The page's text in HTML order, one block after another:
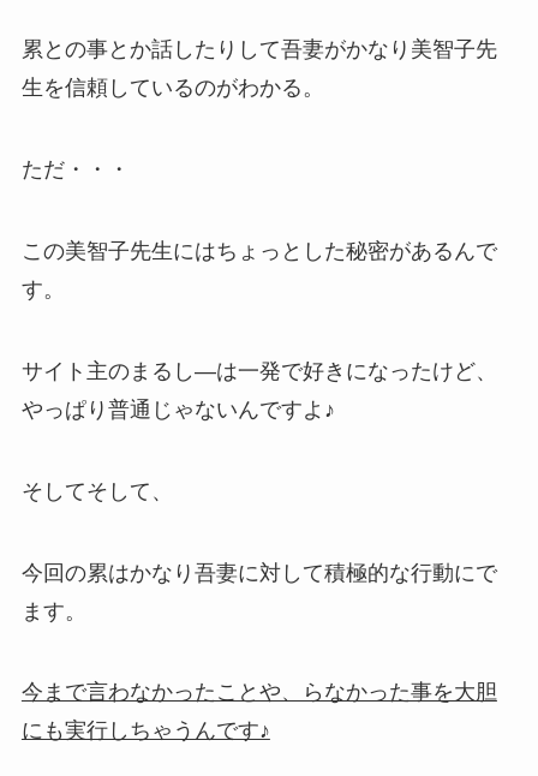
累との事とか話したりして吾妻がかなり美智子先
生を信頼しているのがわかる。
ただ・・・
この美智子先生にはちょっとした秘密があるんで
す。
サイト主のまるし―は一発で好きになったけど、
やっぱり普通じゃないんですよ♪
そしてそして、
今回の累はかなり吾妻に対して積極的な行動にで
ます。
今まで言わなかったことや、らなかった事を大胆
にも実行しちゃうんです♪